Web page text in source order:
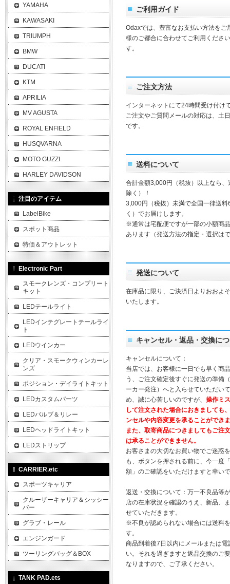
ご利用ガイド
Odaxでは、豊富なお支払い方法を
様のご都合に合わせてご利用くださ
す。
ご注文方法
インターネットにて24時間受け付け
ご注文やご質問メールの対応は、土
です。
送料について
合計金額3,000円（税抜）以上なら
除く）！
3,000円（税抜）未満で全国一律送
く）でお届けします。
※通常は宅配便ですが一部の小額商
あります（発送方法の指定・選択は
発送について
在庫品に限り、ご決済日よりおおよ
いたします。
キャンセル・返品・交換に
キャンセルについて：
当店では、お客様に一日でも早く商
う、ご注文確定後すぐに発送の準備
ーカー発注）へと入らせていただい
め、誠に心苦しいのですが、 操作ミ
して注文された場合におきましても
ンセルや内容変更を承ることができ
また、取寄商品につきましてもご注
は承ることができません。
お客さまの大切なお買い物でご迷惑
も、ボタンを押される前に、今一度
額」のご確認をいただけますと幸い
返送・交換について：万一不良品等
店の在庫状況を確認のうえ、新品、
せていただきます。
※不良が認められない場合には送料
す。
商品到着後7日以内にメールまたは
い。それを過ぎますと返品交換のご
なりますので、ご了承ください。
YAMAHA
KAWASAKI
TRIUMPH
BMW
DUCATI
KTM
APRILIA
MV AGUSTA
ROYAL ENFIELD
HUSQVARNA
MOTO GUZZI
HARLEY DAVIDSON
注目のアイテム
LabelBike
スポット商品
特価＆アウトレット
Electronic Part
スモークレンズ・コンプリート
キット
LEDテールライト
LEDインテグレートテールライ
ト
LEDウインカー
クリア・スモークウィンカーレ
ンズ
ポジション・デイライトキット
LEDカスタムパーツ
LEDバルブ＆リレー
LEDヘッドライトキット
LEDストリップ
CARRIER.etc
スポーツキャリア
クルーザーキャリア＆シッシー
バー
グラブ・レール
エンジンガード
ツーリングバッグ＆BOX
TANK PAD.ets